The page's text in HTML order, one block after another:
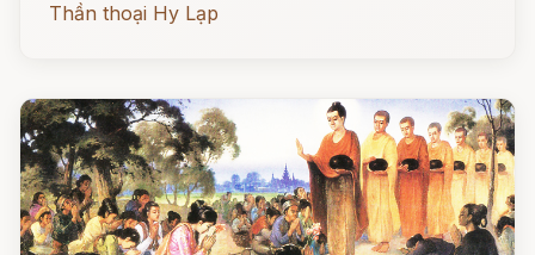
Thần thoại Hy Lạp